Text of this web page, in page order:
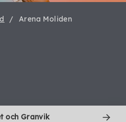
Arena Moliden
och Granvik